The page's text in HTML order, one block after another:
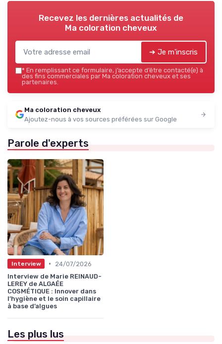
Recevez les dernières actualités de
Ma coloration cheveux
➔ Je m'inscris
* En remplissant ce formulaire, j’accepte d’être contacté(e) à
des fins commerciales par Ma coloration cheveux et ses
partenaires.
Ma coloration cheveux
Ajoutez-nous à vos sources préférées sur Google
Parole d'experts
Interview •
24/07/2026
Interview de Marie REINAUD-
LEREY de ALGAÉE
COSMÉTIQUE : Innover dans
l’hygiène et le soin capillaire
à base d’algues
Les plus lus